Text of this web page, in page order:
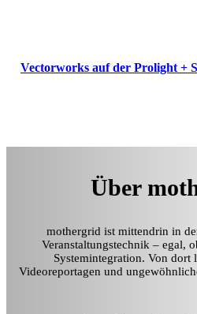
Vectorworks auf der Prolight +
Über
mothergrid ist mittendrin in
Veranstaltungstechnik – egal,
Systemintegration. Von dort
Videoreportagen und